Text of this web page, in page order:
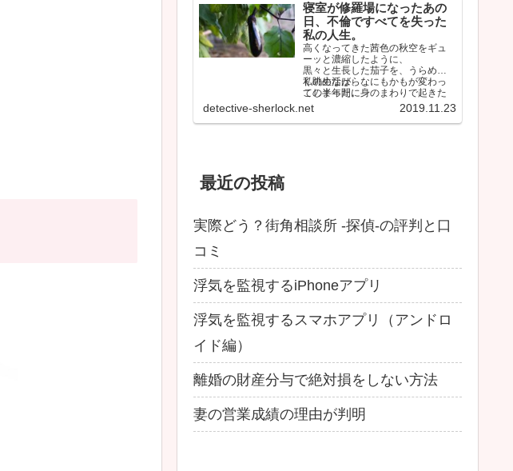
寝室が修羅場になったあの
日、不倫ですべてを失った
私の人生。
高くなってきた茜色の秋空をギュ
ーッと濃縮したように、
黒々と生長した茄子を、うらめし
く眺めながら、
この半年間に身のまわりで起きた
ことを思い返していた。
私の生活は、なにもかもが変わっ
てしまった。
しかも間違いなく最悪な…
detective-sherlock.net 2019.11.23
最近の投稿
実際どう？街角相談所 -探偵-の評判と口
コミ
浮気を監視するiPhoneアプリ
浮気を監視するスマホアプリ（アンドロ
イド編）
離婚の財産分与で絶対損をしない方法
妻の営業成績の理由が判明